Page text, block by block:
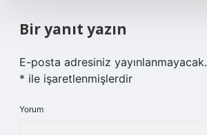
Bir yanıt yazın
E-posta adresiniz yayınlanmayacak.
* ile işaretlenmişlerdir
Yorum